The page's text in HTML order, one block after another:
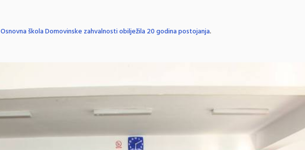
Osnovna škola Domovinske zahvalnosti obilježila 20 godina postojanja.